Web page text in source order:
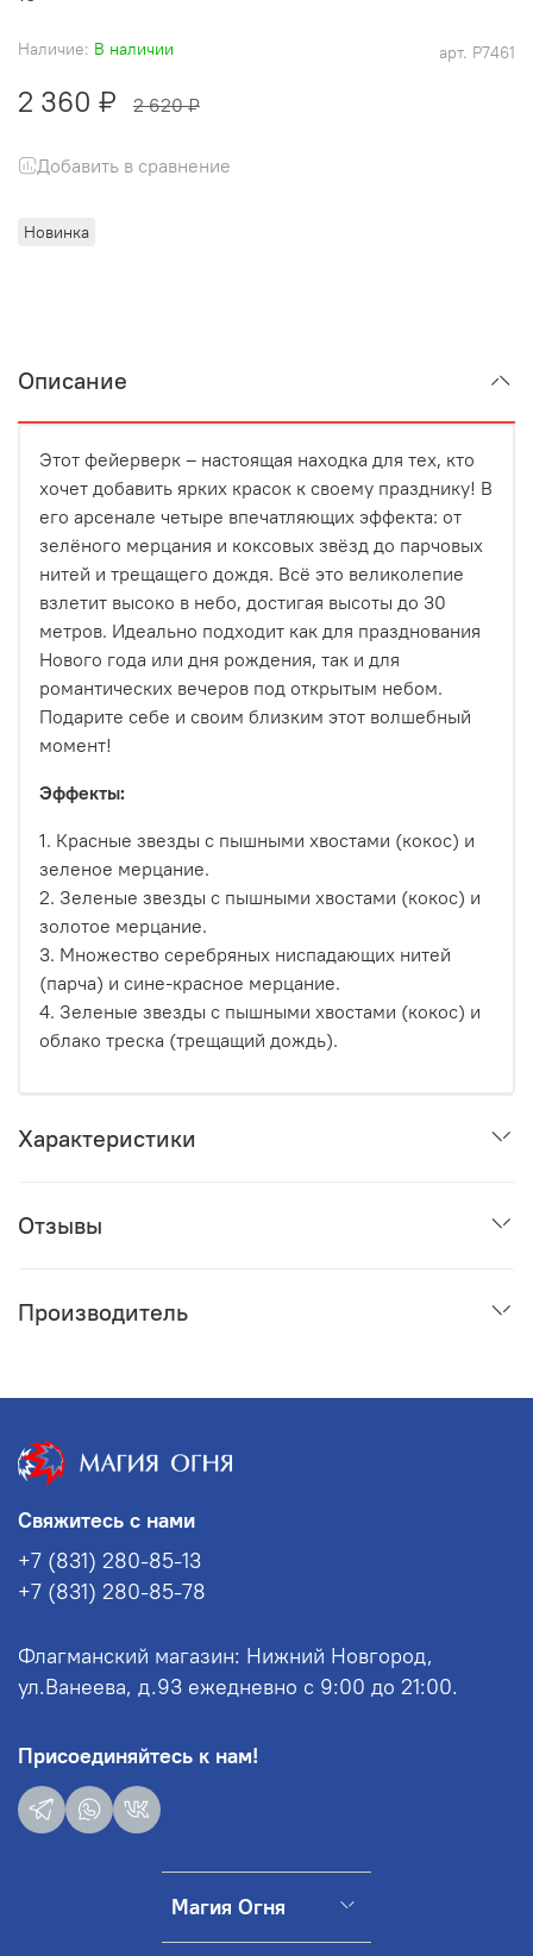
арт. P7461
Наличие: В наличии
Новинка
2 360 ₽ 2 620 ₽
Добавить в сравнение
Описание
Этот фейерверк – настоящая находка для тех, кто
хочет добавить ярких красок к своему празднику! В
его арсенале четыре впечатляющих эффекта: от
зелёного мерцания и коксовых звёзд до парчовых
нитей и трещащего дождя. Всё это великолепие
взлетит высоко в небо, достигая высоты до 30
метров. Идеально подходит как для празднования
Нового года или дня рождения, так и для
романтических вечеров под открытым небом.
Подарите себе и своим близким этот волшебный
момент!
Эффекты:
1. Красные звезды с пышными хвостами (кокос) и
зеленое мерцание.
2. Зеленые звезды с пышными хвостами (кокос) и
золотое мерцание.
3. Множество серебряных ниспадающих нитей
(парча) и сине-красное мерцание.
4. Зеленые звезды с пышными хвостами (кокос) и
облако треска (трещащий дождь).
Характеристики
Отзывы
Производитель
Магия Огня
Свяжитесь с нами
+7 (831) 280-85-13
+7 (831) 280-85-78
Флагманский магазин: Нижний Новгород,
ул.Ванеева, д.93 ежедневно с 9:00 до 21:00.
Присоединяйтесь к нам!